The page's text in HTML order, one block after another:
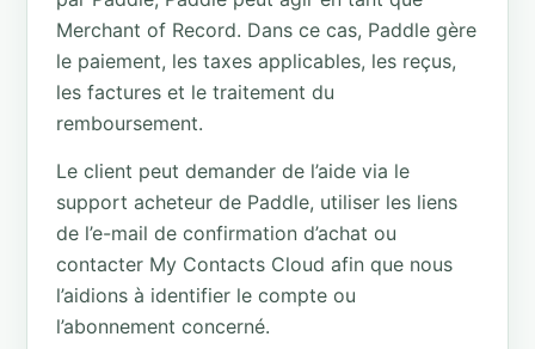
Merchant of Record. Dans ce cas, Paddle gère
le paiement, les taxes applicables, les reçus,
les factures et le traitement du
remboursement.
Le client peut demander de l’aide via le
support acheteur de Paddle, utiliser les liens
de l’e-mail de confirmation d’achat ou
contacter My Contacts Cloud afin que nous
l’aidions à identifier le compte ou
l’abonnement concerné.